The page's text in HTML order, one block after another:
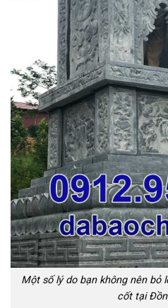
Một số lý do bạn không nên bỏ
cốt tại